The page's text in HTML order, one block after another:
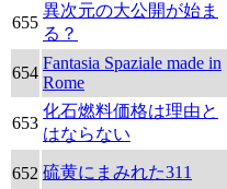
655
異次元の大公開が始ま
る？
654
Fantasia Spaziale made in
Rome
653
化石燃料価格は理由と
はならない
652 硫黄にまみれた311